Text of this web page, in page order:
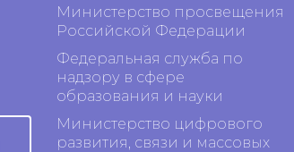
Министерство просвещения
Российской Федерации
Федеральная служба по
надзору в сфере
образования и науки
Министерство цифрового
развития, связи и массовых